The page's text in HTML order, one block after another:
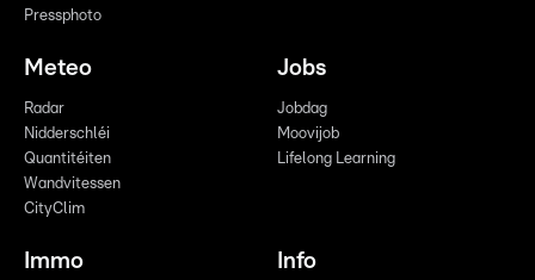
Pressphoto
Meteo
Radar
Nidderschléi
Quantitéiten
Wandvitessen
CityClim
Jobs
Jobdag
Moovijob
Lifelong Learning
Immo Info